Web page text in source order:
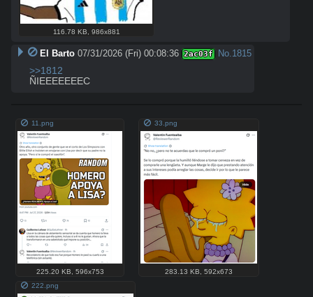
116.78 KB 986x881
El Barto 07/31/2026 (Fri) 00:08:36 2ac03f No. 1815
>>1812
ÑIEEEEEEEC
11.png
225.20 KB 596x753
33.png
283.13 KB
592x673
222.png